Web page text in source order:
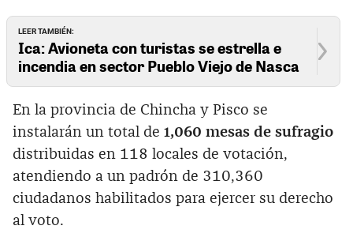
LEER TAMBIÉN:
Ica: Avioneta con turistas se estrella e
incendia en sector Pueblo Viejo de Nasca
En la provincia de Chincha y Pisco se
instalarán un total de 1,060 mesas de sufragio
distribuidas en 118 locales de votación,
atendiendo a un padrón de 310,360
ciudadanos habilitados para ejercer su derecho
al voto.